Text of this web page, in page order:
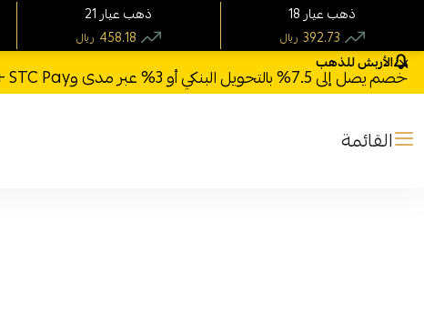
الأربش للذهب
خصم يصل إلى 7.5% بالتحويل البنكي أو 3% عبر مدى وSTC Pay + خصم بكود **X123** وشحن مجاني للطلبات فوق 1000 ريال
القائمة
21 ذهب عيار
ريال 458.18
18 ذهب عيار
ريال 392.73